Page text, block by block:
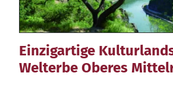
Einzigartige
Welterbe Oberes